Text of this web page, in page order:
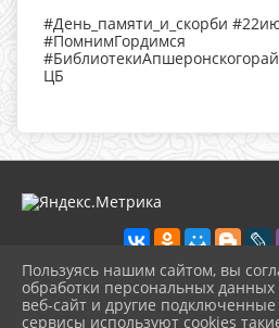
#День_памяти_и_скорби
#ПомнимГордимся
ЦБ
2026 г. cbskuban.apskult.ru
Пользуясь нашим сайтом, вы
обработки персональных
веб-сайт и другие подключенные
сервисы используют cookies